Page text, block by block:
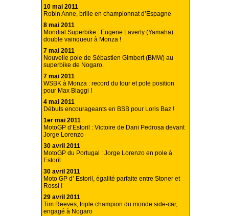
10 mai 2011
Robin Anne, brille en championnat d’Espagne
8 mai 2011
Mondial Superbike : Eugene Laverty (Yamaha)
double vainqueur à Monza !
7 mai 2011
Nouvelle pole de Sébastien Gimbert (BMW) au
superbike de Nogaro.
7 mai 2011
WSBK à Monza : record du tour et pole position
pour Max Biaggi !
4 mai 2011
Débuts encourageants en BSB pour Loris Baz !
1er mai 2011
MotoGP d’Estoril : Victoire de Dani Pedrosa devant
Jorge Lorenzo
30 avril 2011
MotoGP du Portugal : Jorge Lorenzo en pole à
Estoril
30 avril 2011
Moto GP d’ Estoril, égalité parfaite entre Stoner et
Rossi !
29 avril 2011
Tim Reeves, triple champion du monde side-car,
engagé à Nogaro